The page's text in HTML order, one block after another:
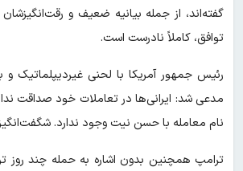
گفته‌اند، از جمله بیانیه ضعیف و
توافق، کاملاً نادرست است.
رئیس جمهور آمریکا با لحنی غیردیپلماتیک و
مدعی شد: ایرانی‌ها در تعاملات خود صداقت
نام معامله با حسن نیت وجود ندارد.
ترامپ همچنین بدون اشاره به حمله چند روز